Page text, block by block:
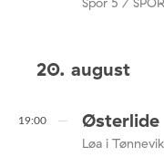
20. august
19:00 Østerlide
Løa i